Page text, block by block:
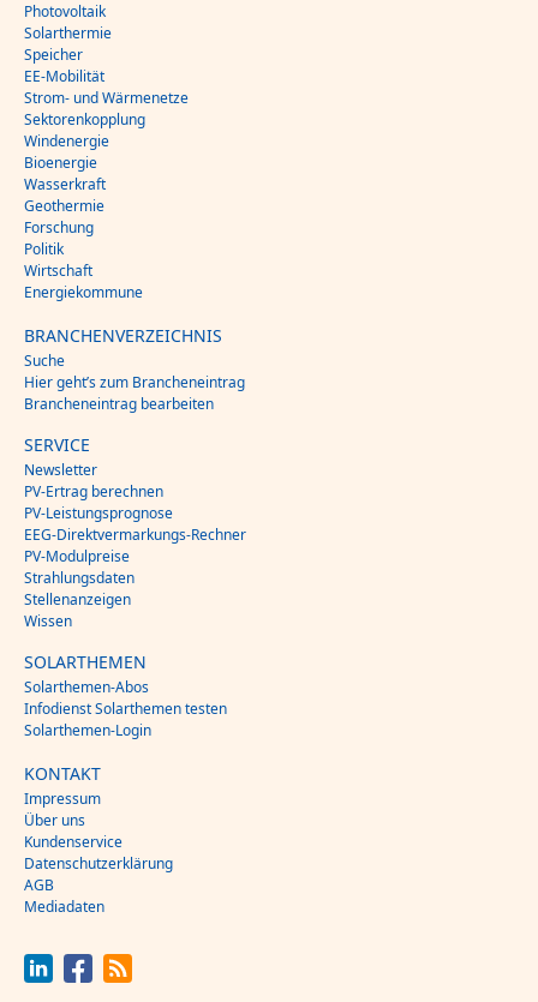
Photovoltaik
Solarthermie
Speicher
EE-Mobilität
Strom- und Wärmenetze
Sektorenkopplung
Windenergie
Bioenergie
Wasserkraft
Geothermie
Forschung
Politik
Wirtschaft
Energiekommune
BRANCHENVERZEICHNIS
Suche
Hier geht’s zum Brancheneintrag
Brancheneintrag bearbeiten
SERVICE
Newsletter
PV-Ertrag berechnen
PV-Leistungsprognose
EEG-Direktvermarkungs-Rechner
PV-Modulpreise
Strahlungsdaten
Stellenanzeigen
Wissen
SOLARTHEMEN
Solarthemen-Abos
Infodienst Solarthemen testen
Solarthemen-Login
KONTAKT
Impressum
Über uns
Kundenservice
Datenschutzerklärung
AGB
Mediadaten